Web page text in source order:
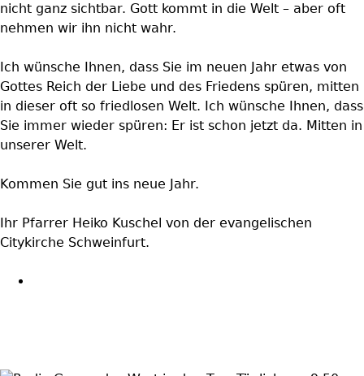
nicht ganz sichtbar. Gott kommt in die Welt – aber oft
nehmen wir ihn nicht wahr.
Ich wünsche Ihnen, dass Sie im neuen Jahr etwas von
Gottes Reich der Liebe und des Friedens spüren, mitten
in dieser oft so friedlosen Welt. Ich wünsche Ihnen, dass
Sie immer wieder spüren: Er ist schon jetzt da. Mitten in
unserer Welt.
Kommen Sie gut ins neue Jahr.
Ihr Pfarrer Heiko Kuschel von der evangelischen
Citykirche Schweinfurt.